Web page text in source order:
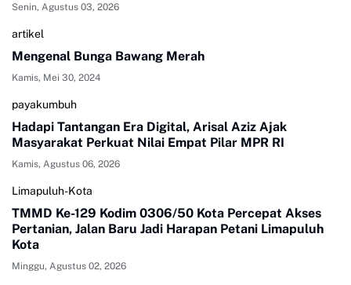
Senin, Agustus 03, 2026
artikel
Mengenal Bunga Bawang Merah
Kamis, Mei 30, 2024
payakumbuh
Hadapi Tantangan Era Digital, Arisal Aziz Ajak
Masyarakat Perkuat Nilai Empat Pilar MPR RI
Kamis, Agustus 06, 2026
Limapuluh-Kota
TMMD Ke-129 Kodim 0306/50 Kota Percepat Akses
Pertanian, Jalan Baru Jadi Harapan Petani Limapuluh
Kota
Minggu, Agustus 02, 2026